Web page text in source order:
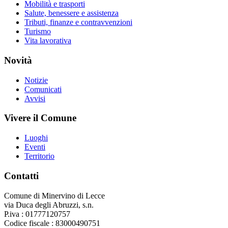
Mobilità e trasporti
Salute, benessere e assistenza
Tributi, finanze e contravvenzioni
Turismo
Vita lavorativa
Novità
Notizie
Comunicati
Avvisi
Vivere il Comune
Luoghi
Eventi
Territorio
Contatti
Comune di Minervino di Lecce
via Duca degli Abruzzi, s.n.
P.iva : 01777120757
Codice fiscale : 83000490751